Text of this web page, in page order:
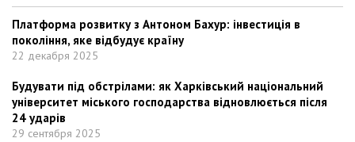
Платформа розвитку з Антоном Бахур: інвестиція в
покоління, яке відбудує країну
22 декабря 2025
Будувати під обстрілами: як Харківський національний
університет міського господарства відновлюється після
24 ударів
29 сентября 2025